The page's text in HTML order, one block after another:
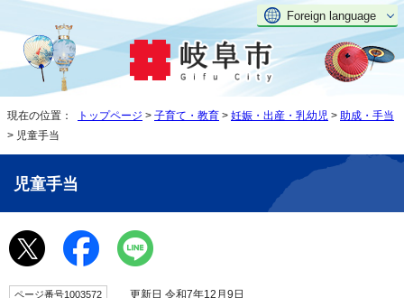
Foreign language
現在の位置： トップページ > 子育て・教育 > 妊娠・出産・乳幼児 > 助成・手当
> 児童手当
児童手当
ページ番号1003572 更新日 令和7年12月9日